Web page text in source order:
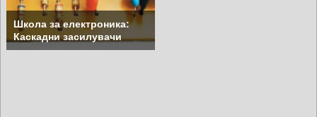
Школа за електроника:
Каскадни засилувачи